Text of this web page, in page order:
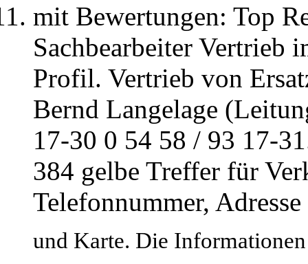
mit Bewertungen: Top
Sachbearbeiter Vertrieb
Profil. Vertrieb von
Bernd Langelage
17-30 0 54 58 / 93 17-
384 gelbe Treffer für
Telefonnummer, Adresse
und Karte. Die